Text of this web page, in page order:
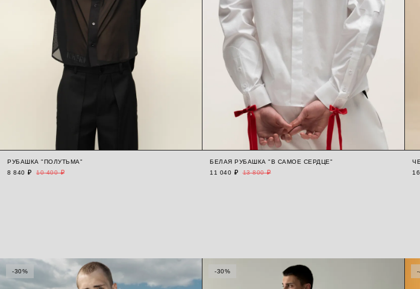
РУБАШКА "ПОЛУТЬМА"
8 840 ₽
10 400 ₽
БЕЛАЯ РУБАШКА "В САМОЕ СЕРДЦЕ"
11 040 ₽
13 800 ₽
-30% -30%